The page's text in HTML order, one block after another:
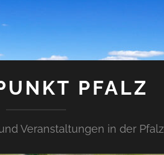
PFALZ
Veranstaltungen in der Pfalz